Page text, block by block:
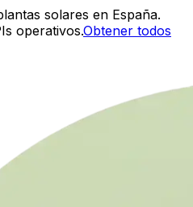
solares en España.
operativos.Obtener todos